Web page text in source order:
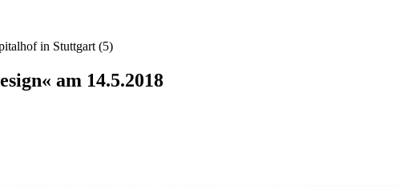
in Stuttgart (5)
am 14.5.2018